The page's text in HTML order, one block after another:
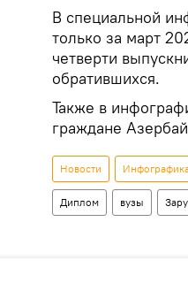
В специальной
только за март
четверти
обратившихся.
Также в
граждане
Новости
Диплом вузы